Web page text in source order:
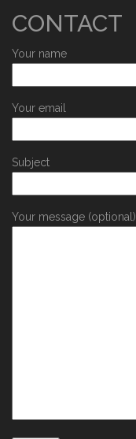
CONTACT
Your name
Your email
Subject
Your message (optional)